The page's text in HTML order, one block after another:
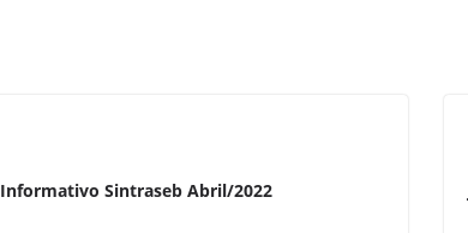
Informativo Sintraseb Abril/2022